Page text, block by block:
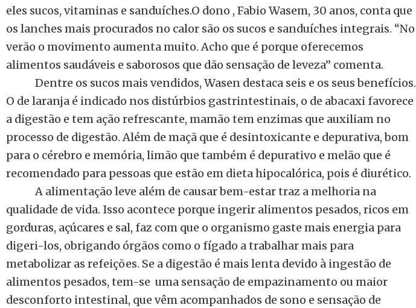
eles sucos, vitaminas e sanduíches.O dono , Fabio Wasem, 30 anos, conta que
os lanches mais procurados no calor são os sucos e sanduíches integrais. “No
verão o movimento aumenta muito. Acho que é porque oferecemos
alimentos saudáveis e saborosos que dão sensação de leveza” comenta.
Dentre os sucos mais vendidos, Wasen destaca seis e os seus benefícios.
O de laranja é indicado nos distúrbios gastrintestinais, o de abacaxi favorece
a digestão e tem ação refrescante, mamão tem enzimas que auxiliam no
processo de digestão. Além de maçã que é desintoxicante e depurativa, bom
para o cérebro e memória, limão que também é depurativo e melão que é
recomendado para pessoas que estão em dieta hipocalórica, pois é diurético.
A alimentação leve além de causar bem-estar traz a melhoria na
qualidade de vida. Isso acontece porque ingerir alimentos pesados, ricos em
gorduras, açúcares e sal, faz com que o organismo gaste mais energia para
digeri-los, obrigando órgãos como o fígado a trabalhar mais para
metabolizar as refeições. Se a digestão é mais lenta devido à ingestão de
alimentos pesados, tem-se uma sensação de empazinamento ou maior
desconforto intestinal, que vêm acompanhados de sono e sensação de